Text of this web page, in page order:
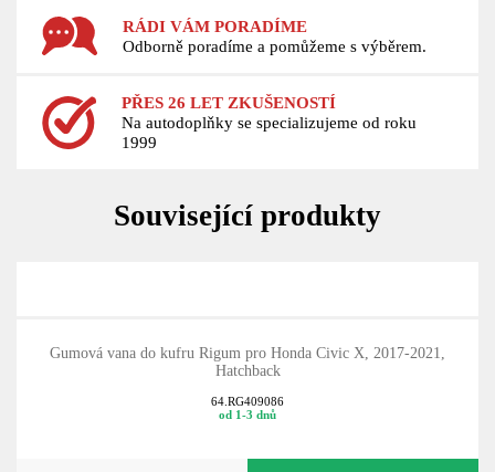
RÁDI VÁM PORADÍME
Odborně poradíme a pomůžeme s výběrem.
PŘES 26 LET ZKUŠENOSTÍ
Na autodoplňky se specializujeme od roku
1999
Související produkty
Gumová vana do kufru Rigum pro Honda Civic X, 2017-2021,
Hatchback
64.RG409086
od 1-3 dnů